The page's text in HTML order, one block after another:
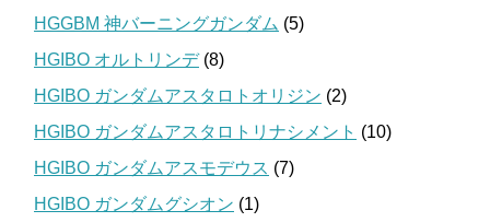
HGGBM 神バーニングガンダム (5)
HGIBO オルトリンデ(8)
HGIBO ガンダムアスタロトオリジン (2)
HGIBO ガンダムアスタロトリナシメント (10)
HGIBO ガンダムアスモデウス (7)
HGIBO ガンダムグシオン (1)